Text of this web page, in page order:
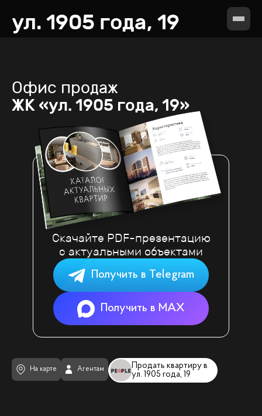
ул. 1905 года, 19
Офис продаж
ЖК «ул. 1905 года, 19»
Продать квартиру в
ул. 1905 года, 19
На карте Агентам
Скачайте PDF-презентацию
с актуальными объектами
Получить в Telegram
Получить в MAX